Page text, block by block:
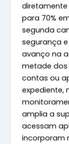
diretamente
para 70%
segunda
segurança
avanço na
metade dos
contas ou
expediente,
amplia a
acessam
incorporam